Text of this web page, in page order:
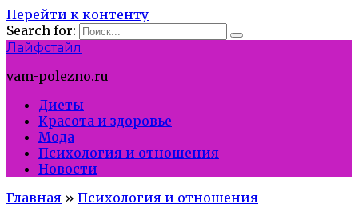
Перейти к контенту
Search for:
Лайфстайл
vam-polezno.ru
Диеты
Красота и здоровье
Мода
Психология и отношения
Новости
Главная » Психология и отношения